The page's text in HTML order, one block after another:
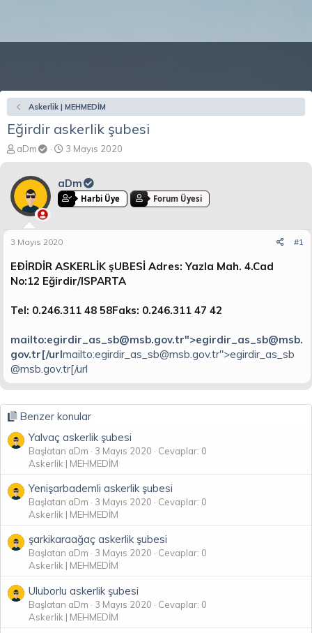
Askerlik | MEHMEDİM
Eğirdir askerlik şubesi
K
o
b
y
a
ş
a
a
aDm
B
a
l
a
n
t
a
r
h
3 Mayıs 2020
aDm
Harbi Üye Forum Üyesi
3 Mayıs 2020 #1
EÐİRDİR ASKERLİK şUBESİ Adres: Yazla Mah. 4.Cad
No:12 Eğirdir/ISPARTA
Tel: 0.246.311 48 58Faks: 0.246.311 47 42
mailto:egirdir_as_sb@msb.gov.tr">egirdir_as_sb@msb.
gov.tr[/urlmailto:egirdir_as_sb@msb.gov.tr">egirdir_as_sb
@msb.gov.tr[/url
Benzer konular
Yalvaç askerlik şubesi
Başlatan aDm 3 Mayıs 2020
Cevaplar: 0
Askerlik | MEHMEDİM
Yenişarbademli askerlik şubesi
Başlatan aDm 3 Mayıs 2020
Cevaplar: 0
Askerlik | MEHMEDİM
şarkikaraağaç askerlik şubesi
Başlatan aDm 3 Mayıs 2020
Cevaplar: 0
Askerlik | MEHMEDİM
Uluborlu askerlik şubesi
Başlatan aDm 3 Mayıs 2020
Cevaplar: 0
Askerlik | MEHMEDİM